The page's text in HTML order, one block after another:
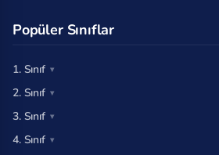
Popüler Sınıflar
1. Sınıf
2. Sınıf
3. Sınıf
4. Sınıf